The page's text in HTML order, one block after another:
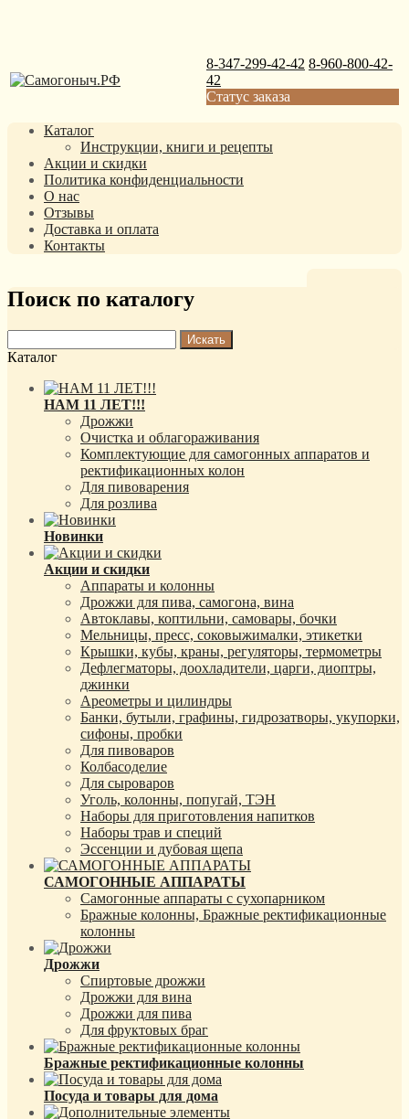
8-347-299-42-42 8-960-800-42-
42
Статус заказа
Каталог
Инструкции, книги и рецепты
Акции и скидки
Политика конфиденциальности
О нас
Отзывы
Доставка и оплата
Контакты
Поиск по каталогу
Каталог
НАМ 11 ЛЕТ!!!
Дрожжи
Очистка и облагораживания
Комплектующие для самогонных аппаратов и
ректификационных колон
Для пивоварения
Для розлива
Новинки
Акции и скидки
Аппараты и колонны
Дрожжи для пива, самогона, вина
Автоклавы, коптильни, самовары, бочки
Мельницы, пресс, соковыжималки, этикетки
Крышки, кубы, краны, регуляторы, термометры
Дефлегматоры, доохладители, царги, диоптры,
джинки
Ареометры и цилиндры
Банки, бутыли, графины, гидрозатворы, укупорки,
сифоны, пробки
Для пивоваров
Колбасоделие
Для сыроваров
Уголь, колонны, попугай, ТЭН
Наборы для приготовления напитков
Наборы трав и специй
Эссенции и дубовая щепа
САМОГОННЫЕ АППАРАТЫ
Самогонные аппараты с сухопарником
Бражные колонны, Бражные ректификационные
колонны
Дрожжи
Спиртовые дрожжи
Дрожжи для вина
Дрожжи для пива
Для фруктовых браг
Бражные ректификационные колонны
Посуда и товары для дома